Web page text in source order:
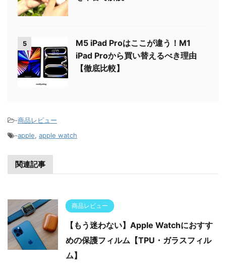
5
M5 iPad Proはここが違う！M1
iPad Proから買い替えるべき理由
【徹底比較】
-商品レビュー
-apple, apple watch
関連記事
商品レビュー
【もう迷わない】Apple Watchにおすす
めの保護フィルム【TPU・ガラスフィル
ム】